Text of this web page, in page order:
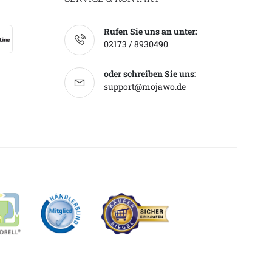
Rufen Sie uns an unter:
02173 / 8930490
oder schreiben Sie uns:
support@mojawo.de